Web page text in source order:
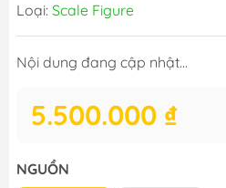
Loại: Scale Figure
Nội dung đang cập nhật...
5.500.000 ₫
NGUỒN